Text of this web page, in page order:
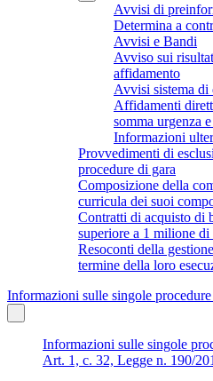
Avvisi di
Determina a
Avvisi e Bandi
Avviso sui
affidamento
Avvisi sistema
Affidamenti
somma urgenza
Informazioni
Provvedimenti di
procedure di gara
Composizione della
curricula dei suoi
Contratti di acquisto di
superiore a 1 milione di
Resoconti della
termine della loro
Informazioni sulle singole
Informazioni sulle singole
Art. 1, c. 32, Legge n. 190/